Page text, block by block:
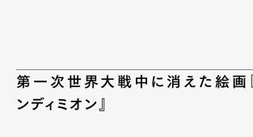
第一次世界大戦中に消えた絵画
ンディミオン』